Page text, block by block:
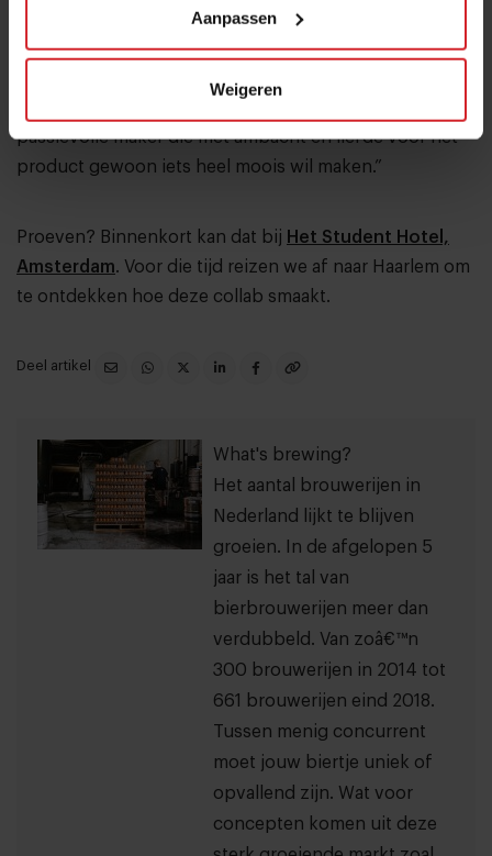
Aanpassen
Weigeren
zoveel drink hoor.” Als het aan Bart en Robbert ligt, zijn
makers van deze twee dranken uit hetzelfde hout
passievolle maker die met ambacht en liefde voor het
product gewoon iets heel moois wil maken.”
Proeven? Binnenkort kan dat bij Het Student Hotel,
Amsterdam. Voor die tijd reizen we af naar Haarlem om
te ontdekken hoe deze collab smaakt.
Deel artikel
What's brewing?
Het aantal brouwerijen in
Nederland lijkt te blijven
groeien. In de afgelopen 5
jaar is het tal van
bierbrouwerijen meer dan
verdubbeld. Van zoâ€™n
300 brouwerijen in 2014 tot
661 brouwerijen eind 2018.
Tussen menig concurrent
moet jouw biertje uniek of
opvallend zijn. Wat voor
concepten komen uit deze